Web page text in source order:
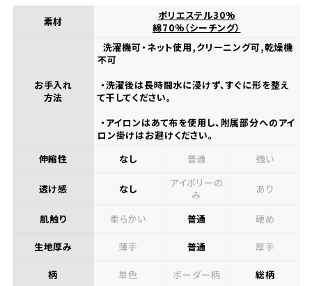
素材
ポリエステル30%
綿70%（シーチング）
お手入れ
方法
洗濯機可・ネット使用,クリーニング可,乾燥機
不可
・洗濯後は長時間水に浸けず、すぐに形を整え
て干してください。
・アイロンはあて布を使用し、附属部分へのアイ
ロン掛けはお避けください。
伸縮性
なし 普通 強い
透け感 なし
アイボリーの
み
あり
肌触り 柔らかい 普通 硬め
生地厚み 薄手 普通 厚手
柄 単色 ボーダー柄 総柄